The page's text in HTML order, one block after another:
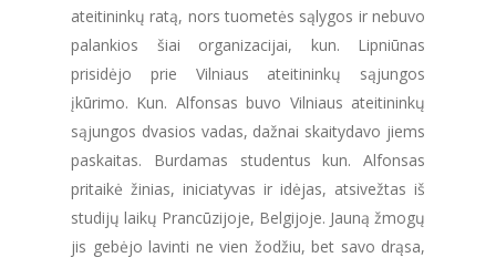
ateitininkų ratą, nors tuometės sąlygos ir nebuvo
palankios šiai organizacijai, kun. Lipniūnas
prisidėjo prie Vilniaus ateitininkų sąjungos
įkūrimo. Kun. Alfonsas buvo Vilniaus ateitininkų
sąjungos dvasios vadas, dažnai skaitydavo jiems
paskaitas. Burdamas studentus kun. Alfonsas
pritaikė žinias, iniciatyvas ir idėjas, atsivežtas iš
studijų laikų Prancūzijoje, Belgijoje. Jauną žmogų
jis gebėjo lavinti ne vien žodžiu, bet savo drąsa,